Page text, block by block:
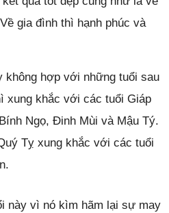
gia đình thì hạnh phúc và
không hợp với những tuổi sau
xung khắc với các tuổi Giáp
Ngọ, Đinh Mùi và Mậu Tý.
Tỵ xung khắc với các tuổi
này vì nó kìm hãm lại sự may